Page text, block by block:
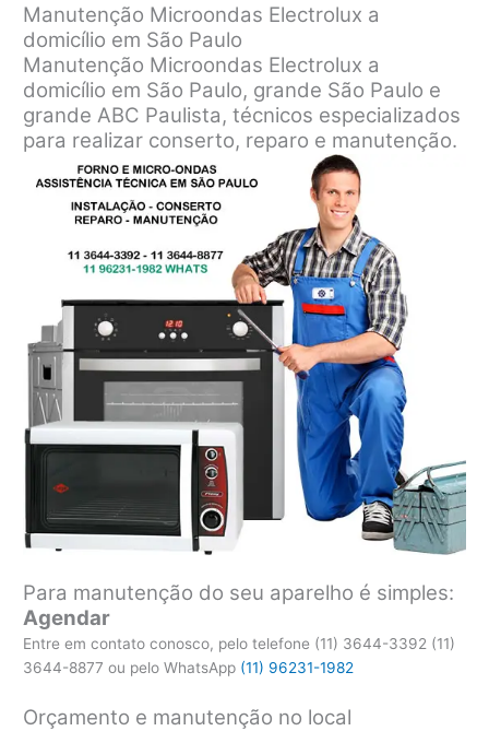
Manutenção Microondas Electrolux a
domicílio em São Paulo
Manutenção Microondas Electrolux a
domicílio em São Paulo, grande São Paulo e
grande ABC Paulista, técnicos especializados
para realizar conserto, reparo e manutenção.
Para manutenção do seu aparelho é simples:
Agendar
Entre em contato conosco, pelo telefone (11) 3644-3392 (11)
3644-8877 ou pelo WhatsApp (11) 96231-1982
Orçamento e manutenção no local